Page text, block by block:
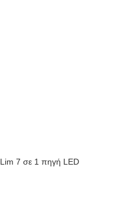
Lim 7 σε 1 πηγή LED